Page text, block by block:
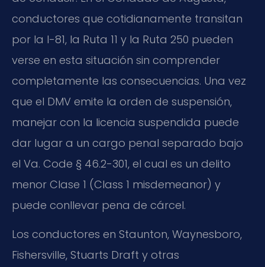
conductores que cotidianamente transitan
por la I-81, la Ruta 11 y la Ruta 250 pueden
verse en esta situación sin comprender
completamente las consecuencias. Una vez
que el DMV emite la orden de suspensión,
manejar con la licencia suspendida puede
dar lugar a un cargo penal separado bajo
el Va. Code § 46.2-301, el cual es un delito
menor Clase 1 (Class 1 misdemeanor) y
puede conllevar pena de cárcel.
Los conductores en Staunton, Waynesboro,
Fishersville, Stuarts Draft y otras